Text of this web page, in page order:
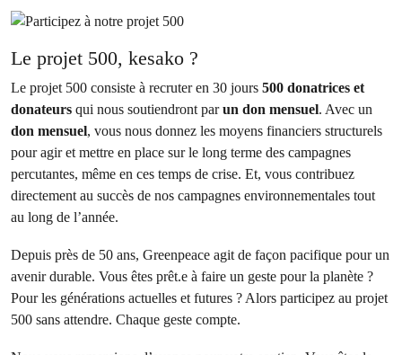
Le projet 500, kesako ?
Le projet 500 consiste à recruter en 30 jours 500 donatrices et
donateurs qui nous soutiendront parun don mensuel. Avec un
don mensuel, vous nous donnez les moyens financiers structurels
pour agir et mettre en place sur le long terme des campagnes
percutantes, même en ces temps de crise. Et, vous contribuez
directement au succès de nos campagnes environnementales tout
au long de l’année.
Depuis près de 50 ans, Greenpeace agit de façon pacifique pour un
avenir durable. Vous êtes prêt.e à faire un geste pour la planète ?
Pour les générations actuelles et futures ? Alors participez au projet
500 sans attendre. Chaque geste compte.